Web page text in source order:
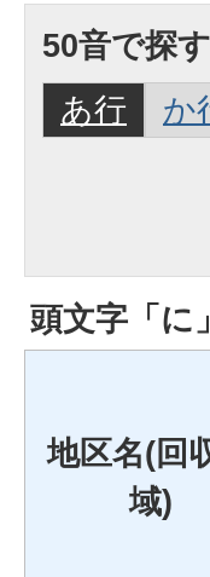
50音で探す
あ行
か
頭文字「 に
地区名(回
域)